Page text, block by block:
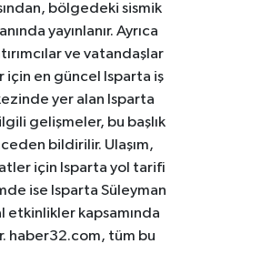
bölgedeki sismik
yayınlanır. Ayrıca
ve vatandaşlar
için en güncel Isparta iş
yer alan Isparta
gelişmeler, bu başlık
bildirilir. Ulaşım,
için Isparta yol tarifi
ise Isparta Süleyman
etkinlikler kapsamında
haber32.com, tüm bu